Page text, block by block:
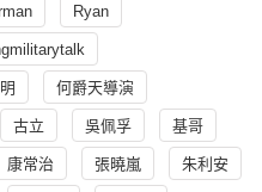
Ryan
何爵天導演
古立 吳佩孚 基哥
康常治 張曉嵐 朱利安